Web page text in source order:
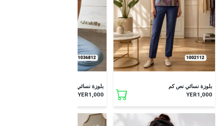
بلوزة نسائي نص كم
YER1,000
بلوزة نسائي نص كم
YER1,000